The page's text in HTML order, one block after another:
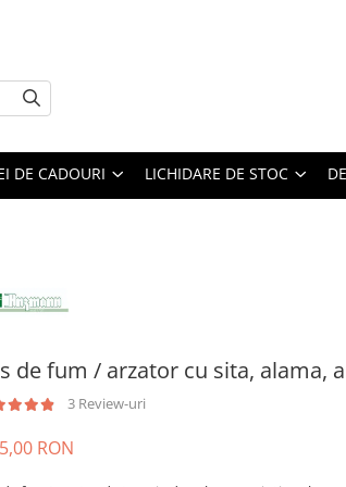
DE CADOURI LICHIDARE DE STOC
de fum / arzator cu sita, alama,
3 Review-uri
RON